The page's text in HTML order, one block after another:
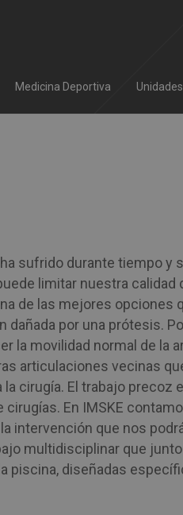
Medicina Deportiva Unidades
sufrido durante tiempo y
limitar nuestra calidad
de las mejores opciones
dañada por una prótesis.
la movilidad normal de la
articulaciones vecinas
cirugía. El trabajo precoz
En IMSKE
intervención que nos
multidisciplinar que
piscina, diseñadas